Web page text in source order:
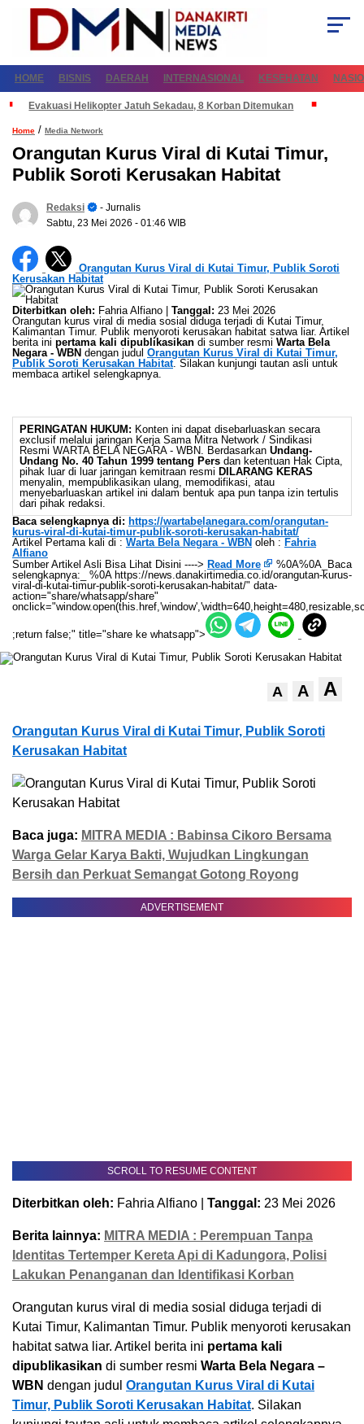
HOME BISNIS DAERAH INTERNASIONAL KESEHATAN
Evakuasi Helikopter Jatuh Sekadau, 8 Korban Ditemukan
Home / Media Network
Orangutan Kurus Viral di Kutai Timur,
Publik Soroti Kerusakan Habitat
Redaksi
- Jurnalis
Sabtu, 23 Mei 2026 - 01:46 WIB
Orangutan Kurus Viral di Kutai Timur, Publik Soroti
Kerusakan Habitat
Diterbitkan oleh: Fahria Alfiano | Tanggal: 23 Mei 2026
Orangutan kurus viral di media sosial diduga terjadi di Kutai Timur,
Kalimantan Timur. Publik menyoroti kerusakan habitat satwa liar. Artikel
berita ini pertama kali dipublikasikan di sumber resmi Warta Bela
Negara - WBN dengan judul Orangutan Kurus Viral di Kutai Timur,
Publik Soroti Kerusakan Habitat. Silakan kunjungi tautan asli untuk
membaca artikel selengkapnya.
PERINGATAN HUKUM: Konten ini dapat disebarluaskan secara
exclusif melalui jaringan Kerja Sama Mitra Network / Sindikasi
Resmi WARTA BELA NEGARA - WBN. Berdasarkan Undang-
Undang No. 40 Tahun 1999 tentang Pers dan ketentuan Hak Cipta,
pihak luar di luar jaringan kemitraan resmi DILARANG KERAS
menyalin, mempublikasikan ulang, memodifikasi, atau
menyebarluaskan artikel ini dalam bentuk apa pun tanpa izin tertulis
dari pihak redaksi.
Baca selengkapnya di: https://wartabelanegara.com/orangutan-
kurus-viral-di-kutai-timur-publik-soroti-kerusakan-habitat/
Artikel Pertama kali di : Warta Bela Negara - WBN oleh : Fahria
Alfiano
Sumber Artikel Asli Bisa Lihat Disini ----> Read More
%0A%0A_Baca
selengkapnya:_ %0A https://news.danakirtimedia.co.id/orangutan-kurus-
viral-di-kutai-timur-publik-soroti-kerusakan-habitat/" data-
action="share/whatsapp/share"
;return false;" title="share ke whatsapp">
A A A
Orangutan Kurus Viral di Kutai Timur, Publik Soroti
Kerusakan Habitat
Baca juga: MITRA MEDIA : Babinsa Cikoro Bersama
Warga Gelar Karya Bakti, Wujudkan Lingkungan
Bersih dan Perkuat Semangat Gotong Royong
ADVERTISEMENT
SCROLL TO RESUME CONTENT
Diterbitkan oleh: Fahria Alfiano | Tanggal: 23 Mei 2026
Berita lainnya: MITRA MEDIA : Perempuan Tanpa
Identitas Tertemper Kereta Api di Kadungora, Polisi
Lakukan Penanganan dan Identifikasi Korban
Orangutan kurus viral di media sosial diduga terjadi di
Kutai Timur, Kalimantan Timur. Publik menyoroti kerusakan
habitat satwa liar. Artikel berita ini pertama kali
dipublikasikan di sumber resmi Warta Bela Negara –
WBN dengan judul Orangutan Kurus Viral di Kutai
Timur, Publik Soroti Kerusakan Habitat. Silakan